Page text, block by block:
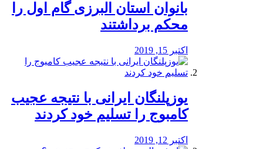
بانوان استان البرزی گام اول را
محكم برداشتند
اکتبر 15, 2019
یوزپلنگان ایرانی با نتیجه عجیب
کامبوج را تسلیم خود کردند
اکتبر 12, 2019